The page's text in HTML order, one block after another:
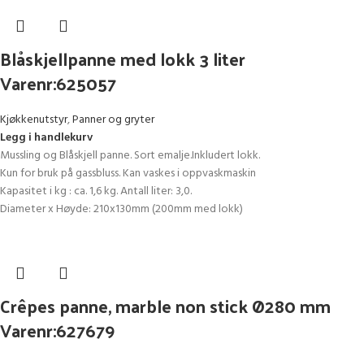
Blåskjellpanne med lokk 3 liter
Varenr:625057
Kjøkkenutstyr,Panner og gryter
Legg i handlekurv
Mussling og Blåskjell panne. Sort emalje.Inkludert lokk.
Kun for bruk på gassbluss. Kan vaskes i oppvaskmaskin
Kapasitet i kg : ca. 1,6 kg. Antall liter: 3,0.
Diameter x Høyde: 210x130mm (200mm med lokk)
Crêpes panne, marble non stick Ø280 mm
Varenr:627679